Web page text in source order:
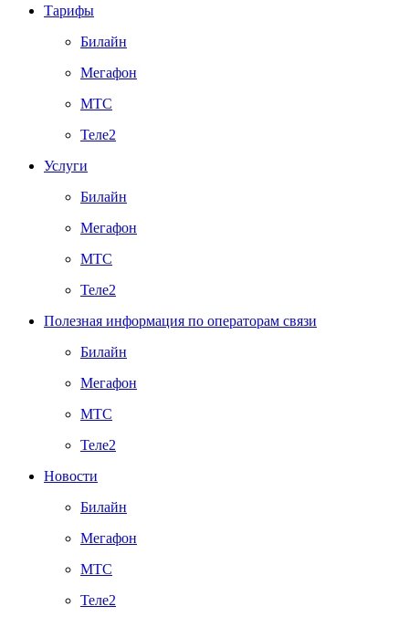
Тарифы
Билайн
Мегафон
МТС
Теле2
Услуги
Билайн
Мегафон
МТС
Теле2
Полезная информация по операторам связи
Билайн
Мегафон
МТС
Теле2
Новости
Билайн
Мегафон
МТС
Теле2